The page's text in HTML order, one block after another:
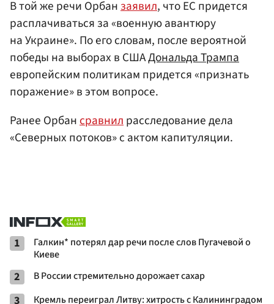
В той же речи Орбанзаявил, что ЕС придется
расплачиваться за «военную авантюру
на Украине». По его словам, после вероятной
победы на выборах в СШАДональда Трампа
европейским политикам придется «признать
поражение» в этом вопросе.
Ранее Орбансравнилрасследование дела
«Северных потоков» с актом капитуляции.
1
Галкин* потерял дар речи после слов Пугачевой о
Киеве
2 В России стремительно дорожает сахар
3
Кремль переиграл Литву: хитрость с Калининградом